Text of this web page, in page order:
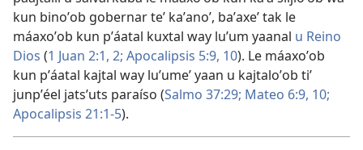
kun binoʼob gobernar teʼ kaʼanoʼ, baʼaxeʼ tak le
máaxoʼob kun pʼáatal kuxtal way luʼum yaanal u Reino
Dios (1 Juan 2:1, 2; Apocalipsis 5:9, 10). Le máaxoʼob
kun pʼáatal kajtal way luʼumeʼ yaan u kajtaloʼob tiʼ
junpʼéel jatsʼuts paraíso (Salmo 37:29; Mateo 6:9, 10;
Apocalipsis 21:1-5).